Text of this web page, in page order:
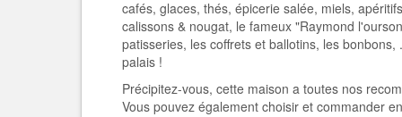
cafés, glaces, thés, épicerie salée, miels,
calissons & nougat, le fameux "Raymond
patisseries, les coffrets et ballotins, les
palais !
Précipitez-vous, cette maison a toutes nos
Vous pouvez également choisir et commander